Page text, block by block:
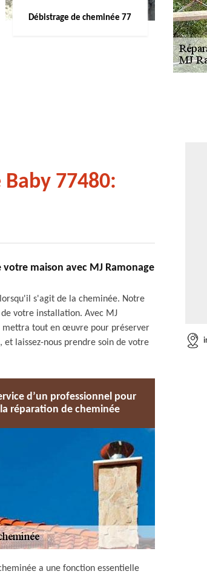
Débistrage de cheminée 77
77480:
maison avec MJ Ramonage
s'agit de la cheminée. Notre
votre installation. Avec MJ
mettra tout en œuvre pour préserver
laissez-nous prendre soin de votre
d’un professionnel pour
réparation de cheminée
a une fonction essentielle